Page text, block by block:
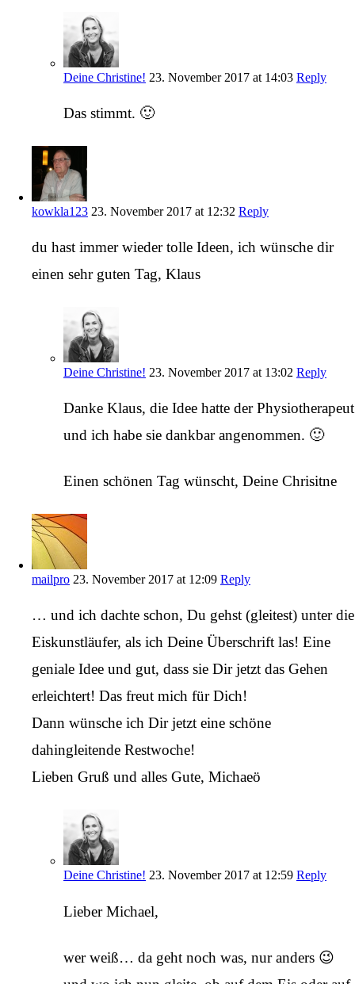
Deine Christine! 23. November 2017 at 14:03 Reply
Das stimmt. 🙂
kowkla123 23. November 2017 at 12:32 Reply
du hast immer wieder tolle Ideen, ich wünsche dir
einen sehr guten Tag, Klaus
Deine Christine! 23. November 2017 at 13:02 Reply
Danke Klaus, die Idee hatte der Physiotherapeut
und ich habe sie dankbar angenommen. 🙂
Einen schönen Tag wünscht, Deine Chrisitne
mailpro 23. November 2017 at 12:09 Reply
… und ich dachte schon, Du gehst (gleitest) unter die
Eiskunstläufer, als ich Deine Überschrift las! Eine
geniale Idee und gut, dass sie Dir jetzt das Gehen
erleichtert! Das freut mich für Dich!
Dann wünsche ich Dir jetzt eine schöne
dahingleitende Restwoche!
Lieben Gruß und alles Gute, Michaeö
Deine Christine! 23. November 2017 at 12:59 Reply
Lieber Michael,
wer weiß… da geht noch was, nur anders 😉